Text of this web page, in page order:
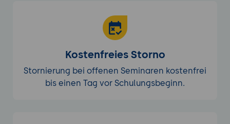
Kostenfreies Storno
Stornierung bei offenen Seminaren kostenfrei
bis einen Tag vor Schulungsbeginn.